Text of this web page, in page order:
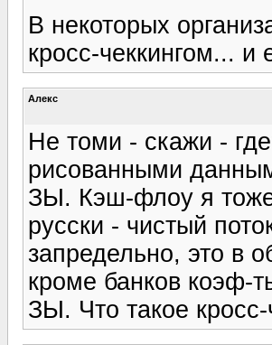
В некоторых
кросс-чеккингом...
Алекс
Не томи - скажи -
рисованными
ЗЫ. Кэш-флоу я тоже
русски - чистый
запредельно, это в
кроме банков коэф-
ЗЫ. Что такое кросс-